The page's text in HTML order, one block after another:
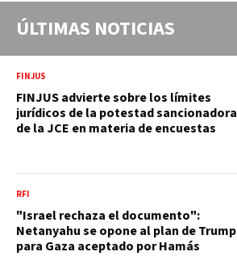
ÚLTIMAS NOTICIAS
FINJUS
FINJUS advierte sobre los límites
jurídicos de la potestad sancionadora
de la JCE en materia de encuestas
RFI
"Israel rechaza el documento":
Netanyahu se opone al plan de Trump
para Gaza aceptado por Hamás